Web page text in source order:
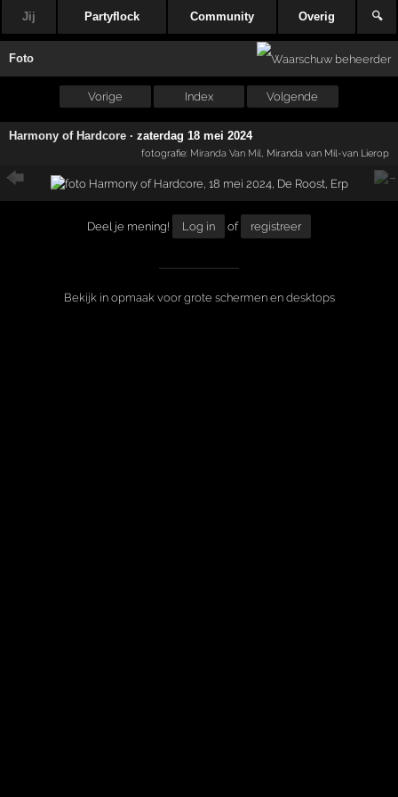
Jij Partyflock Community Overig 🔍
Foto
Vorige Index Volgende
Harmony of Hardcore ·zaterdag 18 mei 2024
fotografie: Miranda Van Mil , Miranda van Mil-van Lierop
Deel je mening! Log in of registreer
Bekijk in opmaak voor grote schermen en desktops